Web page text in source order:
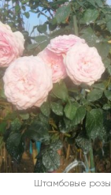
Штамбовые розы